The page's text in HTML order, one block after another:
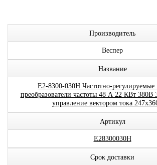
Производитель
Веспер
Название
E2-8300-030H Частотно-
преобразователи частоты 48 А 22 КВт
управление вектором тока
Артикул
E28300030H
Срок доставки